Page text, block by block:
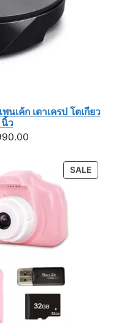
เค้ก เตาเครป โตเกียว
ว
฿990.00.
SALE
ON